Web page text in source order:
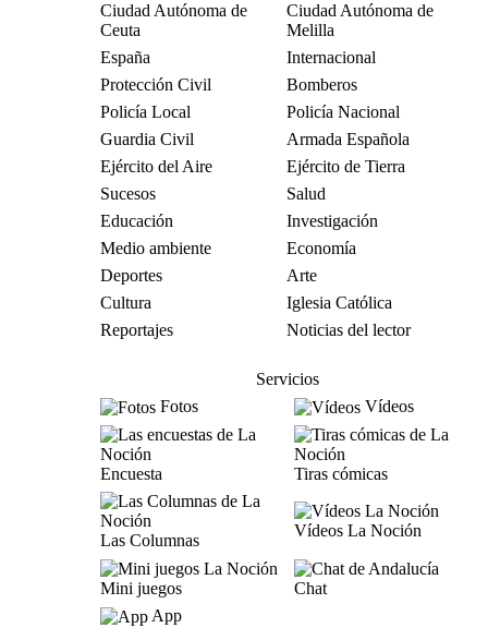
Ciudad Autónoma de
Ceuta
Ciudad Autónoma de
Melilla
España
Internacional
Protección Civil
Bomberos
Policía Local
Policía Nacional
Guardia Civil
Armada Española
Ejército del Aire
Ejército de Tierra
Sucesos
Salud
Educación
Investigación
Medio ambiente
Economía
Deportes
Arte
Cultura
Iglesia Católica
Reportajes
Noticias del lector
Servicios
Fotos
Vídeos
Encuesta Tiras cómicas
Las Columnas
Vídeos La Noción
Mini juegos
Chat
App